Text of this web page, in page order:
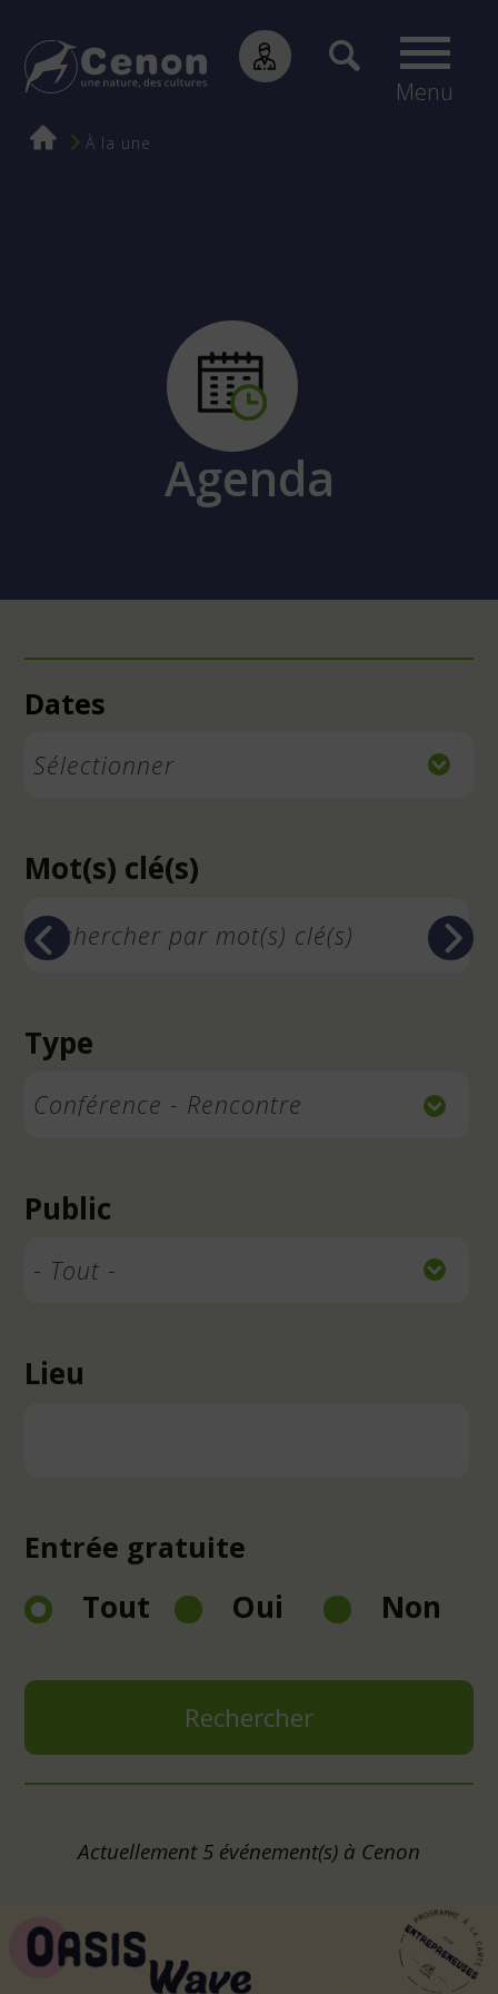
Menu
Fil
À la une
Agenda
Dates
Sélectionner
Mot(s) clé(s)
Type
Public
Lieu
Entrée gratuite
Tout Oui Non
Actuellement 5 événement(s) à Cenon
À la une
Previous
En savoir +
Next
Suivez-nous
Alerte SMS risques
Mairies
1 avenue Carnot - CS 50027
33152 Cenon Cedex, France